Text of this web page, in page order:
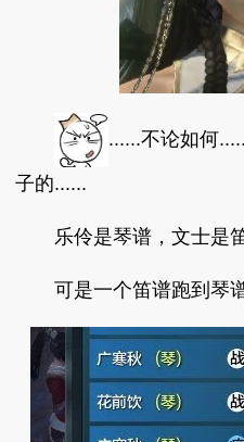
......不论如何
子的......
乐伶是琴谱，文士是
可是一个笛谱跑到琴